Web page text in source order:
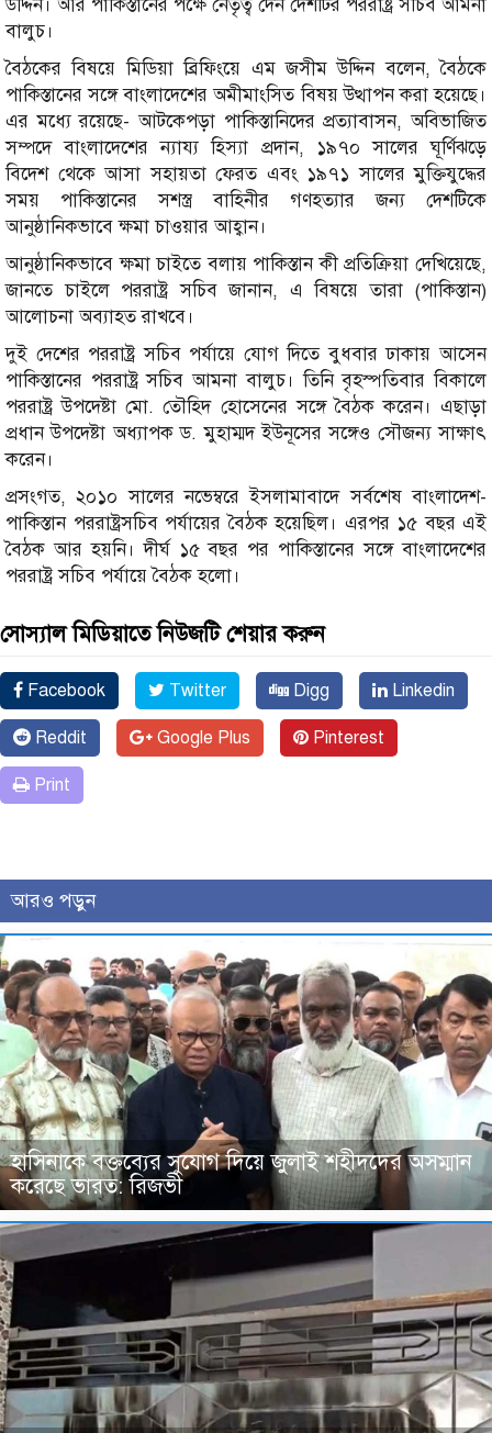
উদ্দিন। আর পাকিস্তানের পক্ষে নেতৃত্ব দেন দেশটির পররাষ্ট্র সচিব আমনা
বালুচ।
বৈঠকের বিষয়ে মিডিয়া ব্রিফিংয়ে এম জসীম উদ্দিন বলেন, বৈঠকে
পাকিস্তানের সঙ্গে বাংলাদেশের অমীমাংসিত বিষয় উত্থাপন করা হয়েছে।
এর মধ্যে রয়েছে- আটকেপড়া পাকিস্তানিদের প্রত্যাবাসন, অবিভাজিত
সম্পদে বাংলাদেশের ন্যায্য হিস্যা প্রদান, ১৯৭০ সালের ঘূর্ণিঝড়ে
বিদেশ থেকে আসা সহায়তা ফেরত এবং ১৯৭১ সালের মুক্তিযুদ্ধের
সময় পাকিস্তানের সশস্ত্র বাহিনীর গণহত্যার জন্য দেশটিকে
আনুষ্ঠানিকভাবে ক্ষমা চাওয়ার আহ্বান।
আনুষ্ঠানিকভাবে ক্ষমা চাইতে বলায় পাকিস্তান কী প্রতিক্রিয়া দেখিয়েছে,
জানতে চাইলে পররাষ্ট্র সচিব জানান, এ বিষয়ে তারা (পাকিস্তান)
আলোচনা অব্যাহত রাখবে।
দুই দেশের পররাষ্ট্র সচিব পর্যায়ে যোগ দিতে বুধবার ঢাকায় আসেন
পাকিস্তানের পররাষ্ট্র সচিব আমনা বালুচ। তিনি বৃহস্পতিবার বিকালে
পররাষ্ট্র উপদেষ্টা মো. তৌহিদ হোসেনের সঙ্গে বৈঠক করেন। এছাড়া
প্রধান উপদেষ্টা অধ্যাপক ড. মুহাম্মদ ইউনূসের সঙ্গেও সৌজন্য সাক্ষাৎ
করেন।
প্রসংগত, ২০১০ সালের নভেম্বরে ইসলামাবাদে সর্বশেষ বাংলাদেশ-
পাকিস্তান পররাষ্ট্রসচিব পর্যায়ের বৈঠক হয়েছিল। এরপর ১৫ বছর এই
বৈঠক আর হয়নি। দীর্ঘ ১৫ বছর পর পাকিস্তানের সঙ্গে বাংলাদেশের
পররাষ্ট্র সচিব পর্যায়ে বৈঠক হলো।
সোস্যাল মিডিয়াতে নিউজটি শেয়ার করুন
Facebook Twitter Digg Linkedin
Reddit Google Plus Pinterest
Print
আরও পড়ুন
হাসিনাকে বক্তব্যের সুযোগ দিয়ে জুলাই শহীদদের অসম্মান
করেছে ভারত: রিজভী